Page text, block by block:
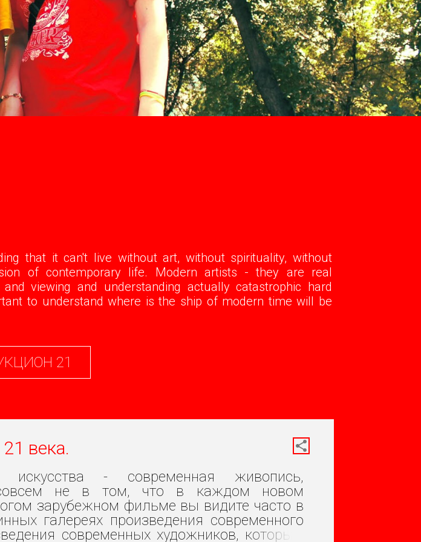
that it can't live without art, without spirituality, without
of contemporary life. Modern artists - they are real
viewing and understanding actually catastrophic hard
to understand where is the ship of modern time will be
21
века.
искусства - современная живопись,
не в том, что в каждом новом
зарубежном фильме вы видите часто в
галереях произведения современного
современных художников, которым